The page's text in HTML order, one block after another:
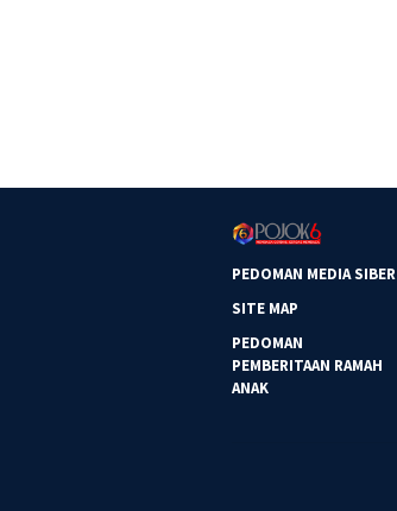
PEDOMAN MEDIA SIBER
SITE MAP
PEDOMAN
PEMBERITAAN RAMAH
ANAK